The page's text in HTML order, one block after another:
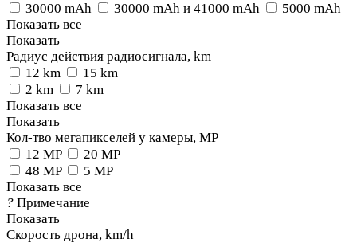
30000 mAh
30000 mAh и 41000 mAh
5000 mAh
Показать все
Показать
Радиус действия радиосигнала, km
12 km
15 km
2 km
7 km
Показать все
Показать
Кол-тво мегапикселей у камеры, MP
12 MP
20 MP
48 MP
5 MP
Показать все
? Примечание
Показать
Скорость дрона, km/h